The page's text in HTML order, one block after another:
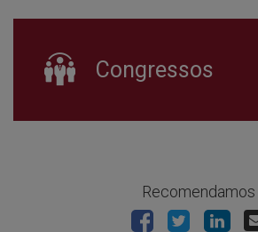
Congressos
Recomendamos